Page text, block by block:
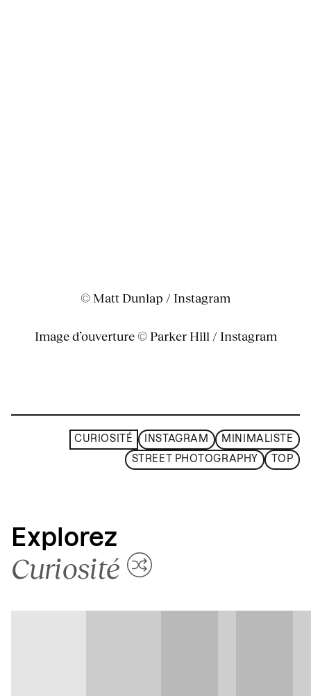
© Matt Dunlap / Instagram
Image d’ouverture © Parker Hill / Instagram
CURIOSITÉ INSTAGRAM MINIMALISTE
STREET PHOTOGRAPHY TOP
Explorez
Curiosité